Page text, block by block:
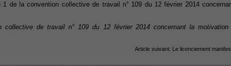
1 de la convention collective de travail n° 109 du 12 février 2014
collective de travail n° 109 du 12 février 2014 concernant la
Article suivant: Le licenciement